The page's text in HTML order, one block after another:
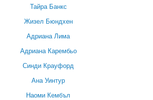
Тайра Банкс
Жизел Бюндхен
Адриана Лима
Адриана Карембьо
Синди Крауфорд
Ана Уинтур
Наоми Кембъл